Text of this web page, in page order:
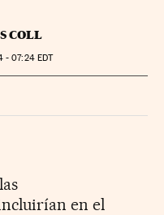
COLL
- 07:24EDT
en el